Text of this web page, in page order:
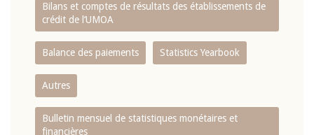
Bilans et comptes de résultats des établissements de
crédit de l‘UMOA
Balance des paiements Statistics Yearbook
Autres
Bulletin mensuel de statistiques monétaires et
financières